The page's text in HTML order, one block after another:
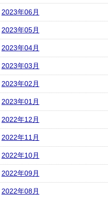
2023年06月
2023年05月
2023年04月
2023年03月
2023年02月
2023年01月
2022年12月
2022年11月
2022年10月
2022年09月
2022年08月